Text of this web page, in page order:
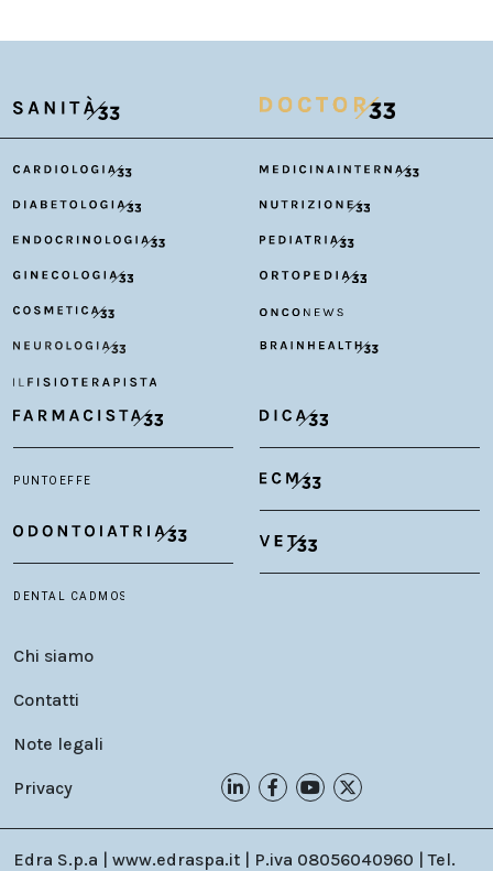
Chi siamo
Contatti
Note legali
Privacy
Edra S.p.a | www.edraspa.it | P.iva 08056040960 | Tel.